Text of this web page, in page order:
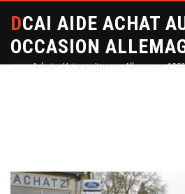
DCAI AIDE ACHAT AUTO
OCCASION
⭐⭐⭐ Acheter Votre voiture en Allemagne